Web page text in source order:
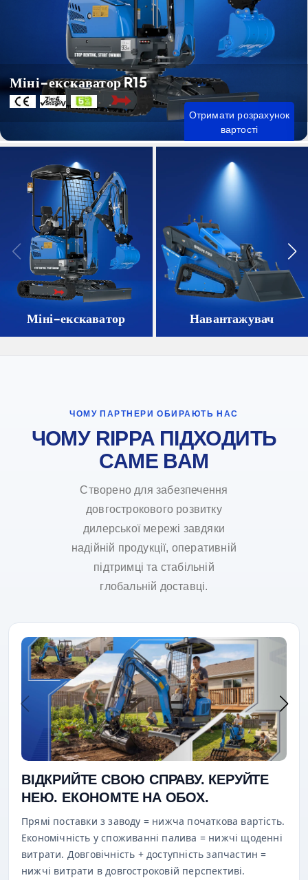
Міні-екскаватор R15
Отримати розрахунок
вартості
Міні-екскаватор Навантажувач
ЧОМУ ПАРТНЕРИ ОБИРАЮТЬ НАС
ЧОМУ RIPPA ПІДХОДИТЬ
САМЕ ВАМ
Створено для забезпечення
довгострокового розвитку
дилерської мережі завдяки
надійній продукції, оперативній
підтримці та стабільній
глобальній доставці.
ВІДКРИЙТЕ СВОЮ СПРАВУ. КЕРУЙТЕ
НЕЮ. ЕКОНОМТЕ НА ОБОХ.
Прямі поставки з заводу = нижча початкова вартість.
Економічність у споживанні палива = нижчі щоденні
витрати. Довговічність + доступність запчастин =
нижчі витрати в довгостроковій перспективі.